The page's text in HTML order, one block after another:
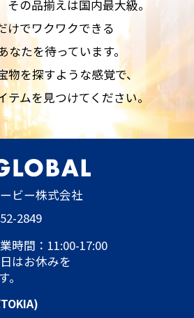
その品揃えは国内最大級。
けでワクワクできる
なたを待っています。
物を探すような感覚で、
テムを見つけてください。
ビー株式会社
2849
時間：11:00-17:00
はお休みを